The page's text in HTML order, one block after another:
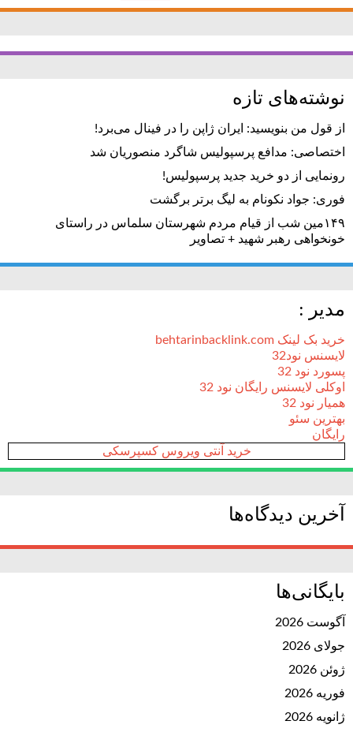
برای:
نوشته‌های تازه
از قول من بنویسید: ایران ژاپن را در فینال می‌برد!
اختصاصی: مدافع پرسپولیس شاگرد منصوریان شد
رونمایی از دو خرید جدید پرسپولیس!
فوری: جواد نکونام به لیگ برتر برگشت
۱۴۹مین شب از قیام مردم شهرستان سلماس در راستای
خونخواهی رهبر شهید + تصاویر
مدیر :
خرید بک لینک behtarinbacklink.com
لایسنس نود32
پسورد نود 32
اوکلی لایسنس رایگان نود 32
همیار نود 32
بهترین سئو
رایگان
خرید آنتی ویروس کسپرسکی
آخرین دیدگاه‌ها
بایگانی‌ها
آگوست 2026
جولای 2026
ژوئن 2026
فوریه 2026
ژانویه 2026